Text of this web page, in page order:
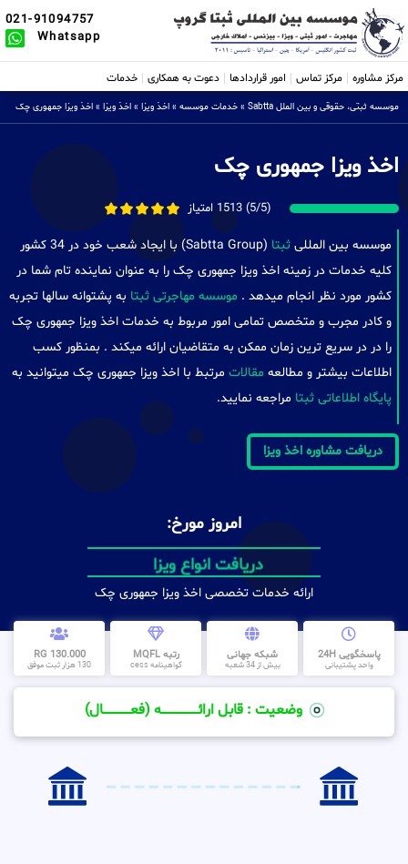
021-91094757
Whatsapp
مرکز مشاوره مرکز تماس امور قراردادها دعوت به همکاری خدمات
موسسه ثبتی، حقوقی و بین الملل Sabtta » خدمات موسسه » اخذ ویزا » اخذ ویزا » اخذ ویزا جمهوری چک
اخذ ویزا جمهوری چک
(5/5) 1513 امتیاز
موسسه بین المللی ثبتا
(Sabtta Group) با ایجاد شعب خود در 34 کشور
کلیه خدمات در زمینه اخذ ویزا جمهوری چک را به عنوان نماینده تام شما در
کشور مورد نظر انجام میدهد . موسسه مهاجرتی ثبتا به پشتوانه سالها تجربه
و کادر مجرب و متخصص تمامی امور مربوط به خدمات اخذ ویزا جمهوری چک
را در در سریع ترین زمان ممکن به متقاضیان ارائه میکند . بمنظور کسب
اطلاعات بیشتر و مطالعه مقالات مرتبط با اخذ ویزا جمهوری چک میتوانید به
پایگاه اطلاعاتی ثبتا مراجعه نمایید.
دریافت مشاوره اخذ ویزا
امروز مورخ:
دریافت انواع ویزا
ارائه خدمات تخصصی اخذ ویزا جمهوری چک
پاسخگویی 24H
واحد پشتیبانی
شبکه جهانی
بیش از 34 شعبه
رتبه MQFL
گواهینامه cess
130.000 RG
130 هزار ثبت موفق
وضعیت : قابل ارائــــــــــــــــــــه (فعـــــــــــــــال)